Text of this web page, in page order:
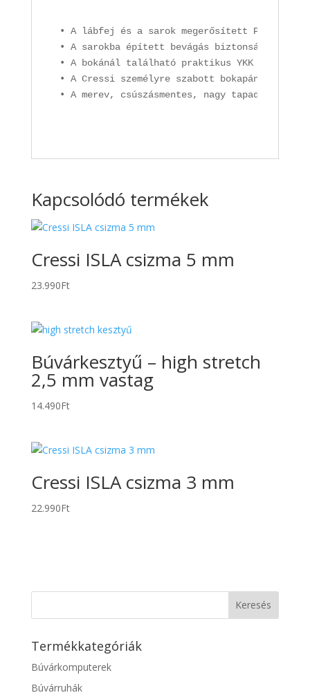
• A lábfej és a sarok megerősített PU
• A sarokba épített bevágás biztonságosan
• A bokánál található praktikus YKK
• A Cressi személyre szabott bokapántja
• A merev, csúszásmentes, nagy tapadású
Kapcsolódó termékek
Cressi ISLA csizma 5 mm
23.990Ft
Búvárkesztyű – high stretch
2,5 mm vastag
14.490Ft
Cressi ISLA csizma 3 mm
22.990Ft
Termékkategóriák
Búvárkomputerek
Búvárruhák